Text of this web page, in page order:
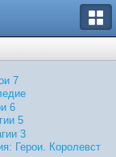
7
6
5
3
Герои. Королевст